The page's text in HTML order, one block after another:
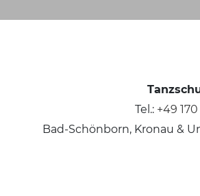
Tel.: +49
Bad-Schönborn, Kronau &